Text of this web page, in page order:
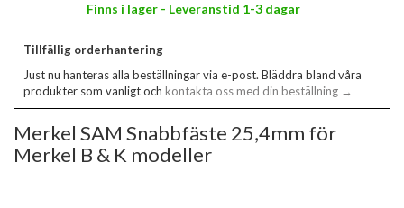
Finns i lager - Leveranstid 1-3 dagar
Tillfällig orderhantering
Just nu hanteras alla beställningar via e-post. Bläddra bland våra
produkter som vanligt och kontakta oss med din beställning →
Merkel SAM Snabbfäste 25,4mm för
Merkel B & K modeller